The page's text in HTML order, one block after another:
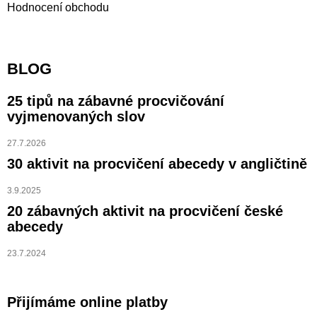
Hodnocení obchodu
BLOG
25 tipů na zábavné procvičování
vyjmenovaných slov
27.7.2026
30 aktivit na procvičení abecedy v angličtině
3.9.2025
20 zábavných aktivit na procvičení české
abecedy
23.7.2024
Přijímáme online platby